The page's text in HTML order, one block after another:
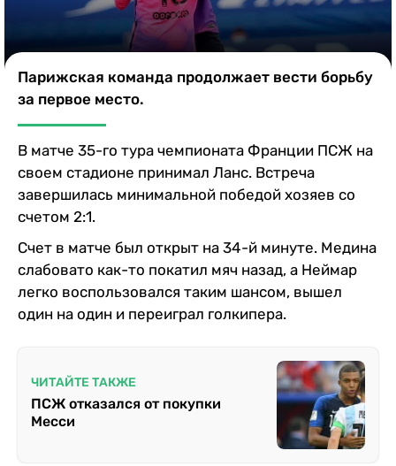
Букмекеры
Парижская команда продолжает вести борьбу
за первое место.
В матче 35-го тура чемпионата Франции ПСЖ на
своем стадионе принимал Ланс. Встреча
завершилась минимальной победой хозяев со
счетом 2:1.
Счет в матче был открыт на 34-й минуте. Медина
слабовато как-то покатил мяч назад, а Неймар
легко воспользовался таким шансом, вышел
один на один и переиграл голкипера.
ЧИТАЙТЕ ТАКЖЕ
ПСЖ отказался от покупки
Месси